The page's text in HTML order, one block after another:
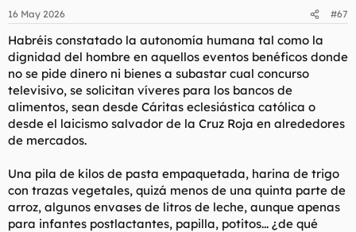
e
:
16 May 2026 #67
Habréis constatado la autonomía humana tal como la
dignidad del hombre en aquellos eventos benéficos donde
no se pide dinero ni bienes a subastar cual concurso
televisivo, se solicitan víveres para los bancos de
alimentos, sean desde Cáritas eclesiástica católica o
desde el laicismo salvador de la Cruz Roja en alrededores
de mercados.
Una pila de kilos de pasta empaquetada, harina de trigo
con trazas vegetales, quizá menos de una quinta parte de
arroz, algunos envases de litros de leche, aunque apenas
para infantes postlactantes, papilla, potitos... ¿de qué